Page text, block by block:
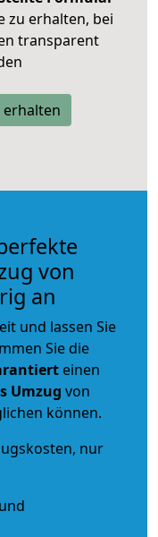
zu erhalten, bei
transparent
erhalten
von
an
und lassen Sie
Sie die
einen
Umzug von
können.
nur